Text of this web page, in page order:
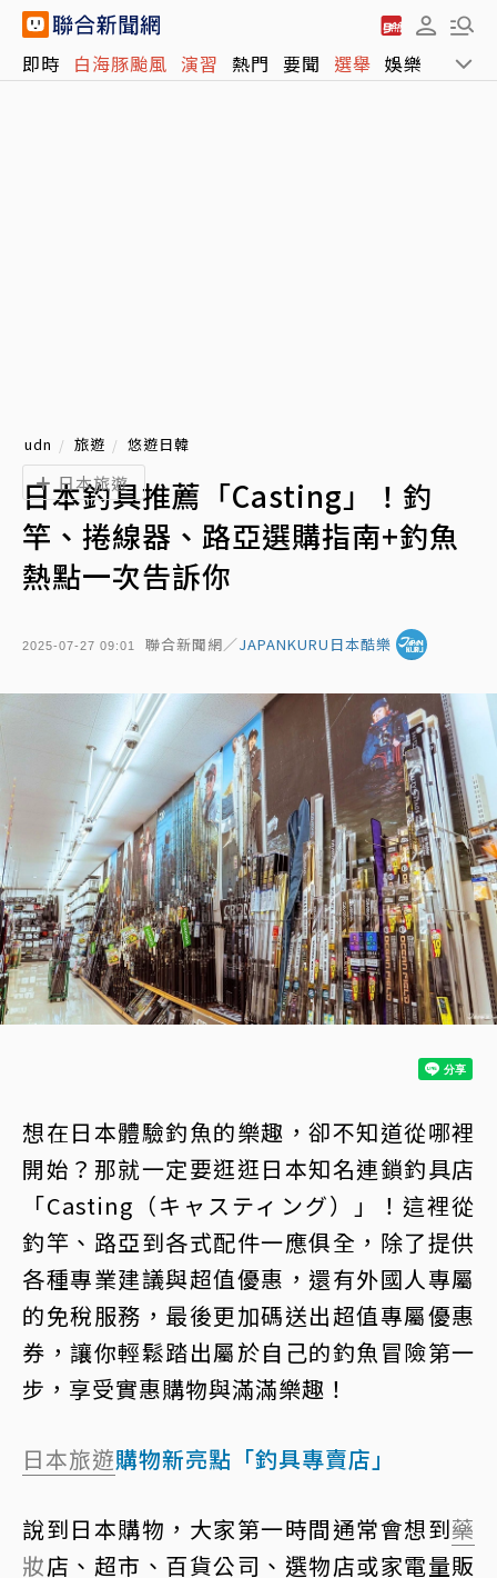
即時 白海豚颱風 演習 熱門 要聞 選舉 娛樂 運動
udn 旅遊 悠遊日韓
日本釣具推薦「Casting」！釣
竿、捲線器、路亞選購指南+釣魚
熱點一次告訴你
2025-07-27 09:01 聯合新聞網／JAPANKURU日本酷樂
日本旅遊
想在日本體驗釣魚的樂趣，卻不知道從哪裡
開始？那就一定要逛逛日本知名連鎖釣具店
「Casting（キャスティング）」！這裡從
釣竿、路亞到各式配件一應俱全，除了提供
各種專業建議與超值優惠，還有外國人專屬
的免稅服務，最後更加碼送出超值專屬優惠
券，讓你輕鬆踏出屬於自己的釣魚冒險第一
步，享受實惠購物與滿滿樂趣！
日本旅遊購物新亮點「釣具專賣店」
說到日本購物，大家第一時間通常會想到藥
妝店、超市、百貨公司、選物店或家電量販